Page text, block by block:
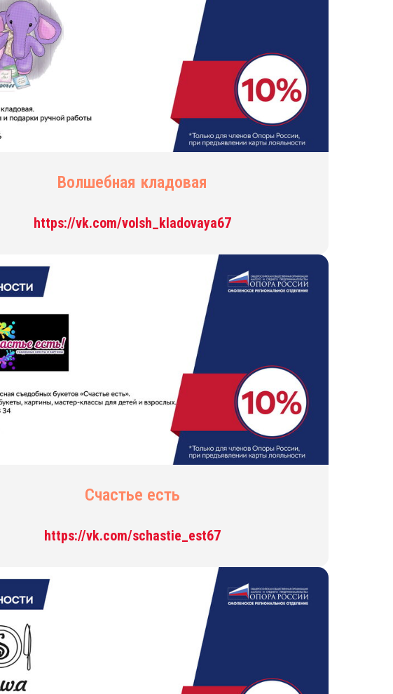
Волшебная кладовая
https://vk.com/volsh_kladovaya67
Счастье есть
https://vk.com/schastie_est67